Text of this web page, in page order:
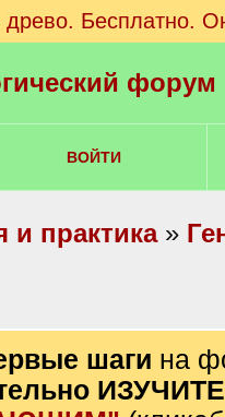
древо. Бесплатно.
ВОЙТИ
и практика»
шаги на